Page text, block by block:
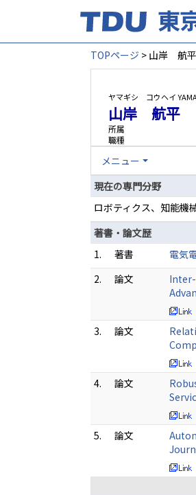
TOPページ > 山岸 航平
ヤマギシ コウヘイ
山岸 航平
所属
職種
メニュー
現在の専門分野
ロボティクス、知能機
著書・論文歴
1.
著書
電気
2.
論文
3. 論文
4. 論文
5. 論文